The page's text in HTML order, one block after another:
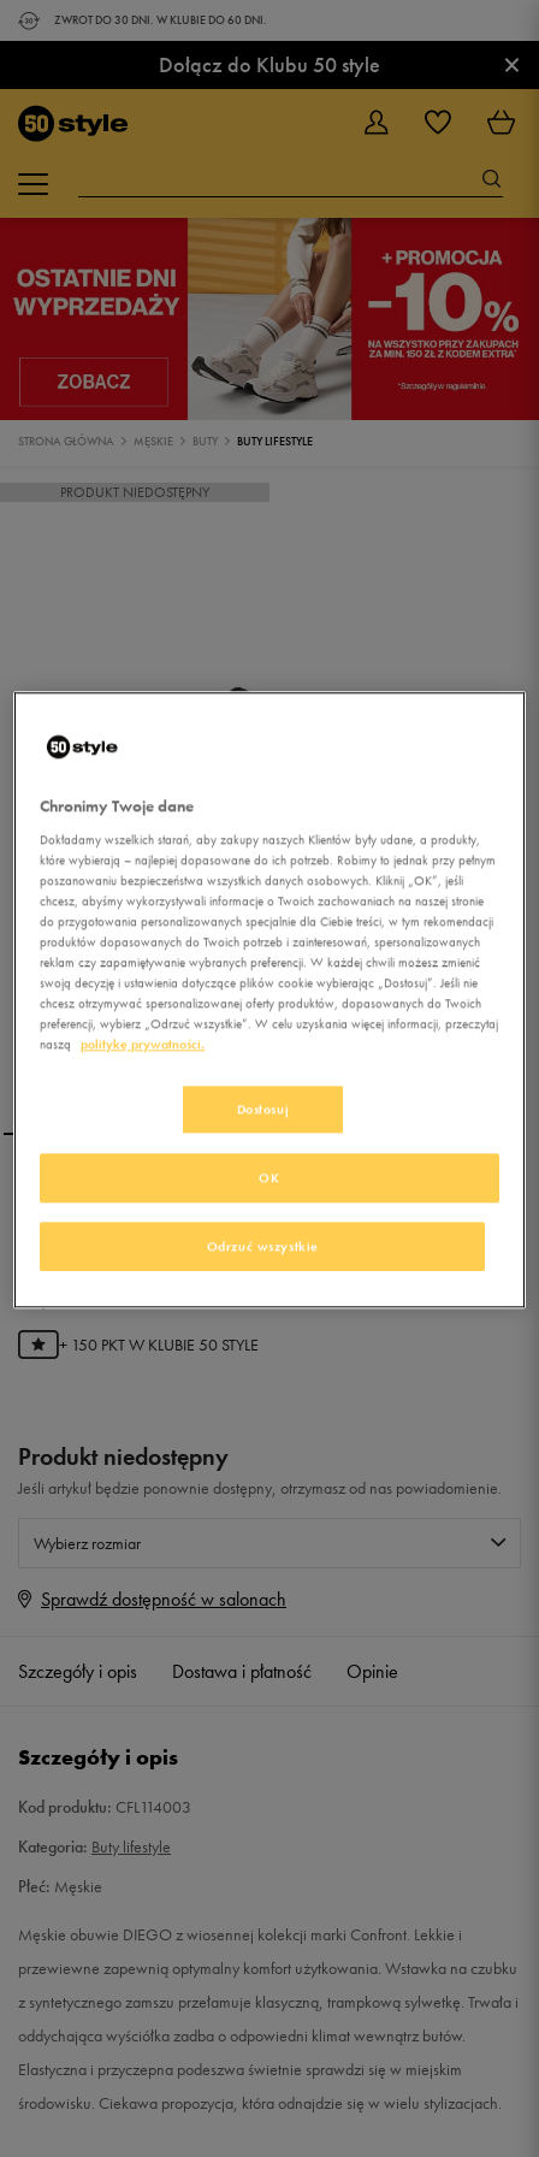
ZWROT DO 30 DNI. W KLUBIE DO 60 DNI.
Dołącz do Klubu 50 style ×
STRONA GŁÓWNA MĘSKIE BUTY BUTY LIFESTYLE
PRODUKT NIEDOSTĘPNY
0.0(0)
+ 150 PKT W KLUBIE 50 STYLE
Produkt niedostępny
Jeśli artykuł będzie ponownie dostępny, otrzymasz od nas powiadomienie.
Wybierz rozmiar
Rozmiary EU
45 29 cm
Sprawdź dostępność w salonach
Szczegóły i opis Dostawa i płatność Opinie
Szczegóły i opis
Kod produktu: CFL114003
Kategoria: Buty lifestyle
Płeć: Męskie
Męskie obuwie DIEGO z wiosennej kolekcji marki Confront. Lekkie i
przewiewne zapewnią optymalny komfort użytkowania. Wstawka na czubku
z syntetycznego zamszu przełamuje klasyczną, trampkową sylwetkę. Trwała i
oddychająca wyściółka zadba o odpowiedni klimat wewnątrz butów.
Elastyczna i przyczepna podeszwa świetnie sprawdzi się w miejskim
środowisku. Ciekawa propozycja, która odnajdzie się w wielu stylizacjach.
Chronimy Twoje dane
Dokładamy wszelkich starań, aby zakupy naszych Klientów były udane, a produkty,
które wybierają – najlepiej dopasowane do ich potrzeb. Robimy to jednak przy pełnym
poszanowaniu bezpieczeństwa wszystkich danych osobowych. Kliknij „OK”, jeśli
chcesz, abyśmy wykorzystywali informacje o Twoich zachowaniach na naszej stronie
do przygotowania personalizowanych specjalnie dla Ciebie treści, w tym rekomendacji
produktów dopasowanych do Twoich potrzeb i zainteresowań, spersonalizowanych
reklam czy zapamiętywanie wybranych preferencji. W każdej chwili możesz zmienić
swoją decyzję i ustawienia dotyczące plików cookie wybierając „Dostosuj”. Jeśli nie
chcesz otrzymywać spersonalizowanej oferty produktów, dopasowanych do Twoich
preferencji, wybierz „Odrzuć wszystkie”. W celu uzyskania więcej informacji, przeczytaj
naszą
politykę prywatności.
Dostosuj
Odrzuć wszystkie
OK